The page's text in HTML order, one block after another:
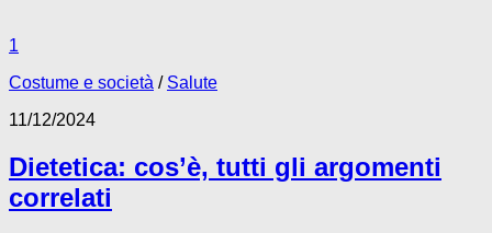
1
Costume e società / Salute
11/12/2024
Dietetica: cos’è, tutti gli argomenti
correlati